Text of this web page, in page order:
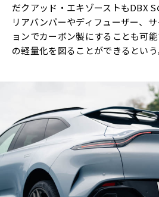
だクアッド・エキゾーストもDBX
リアバンパーやディフューザー、
ョンでカーボン製にすることも可
の軽量化を図ることができるという